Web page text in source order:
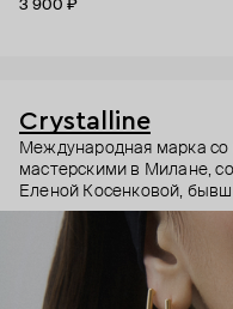
3 900 ₽
Crystalline
Международная марка
мастерскими в Милане,
Еленой Косенковой,
и Кирой Похитон, экс-
бренда – это дизайн,
искусством и
материалы:
созданные и